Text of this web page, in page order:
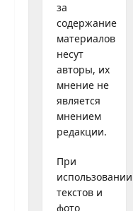
за
содержание
материалов
несут
авторы, их
мнение не
является
мнением
редакции.
При
использовании
текстов и
фото